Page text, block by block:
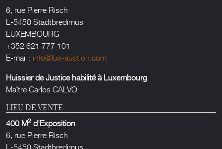
6, rue Pierre Risch
L-5450 Stadtbredimus
LUXEMBOURG
+352 621 777 101
E-mail : info@lux-auction.com
Huissier de Justice habilité à Luxembourg
Maître Carlos CALVO
LIEU DE VENTE
400 M2 d'Exposition
6, rue Pierre Risch